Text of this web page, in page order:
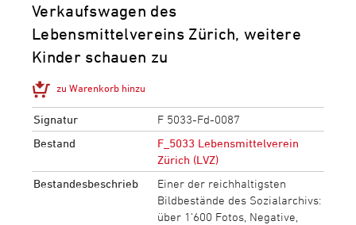
Verkaufswagen des
Lebensmittelvereins Zürich, weitere
Kinder schauen zu
zu Warenkorb hinzu
Signatur
F 5033-Fd-0087
Bestand
F_5033 Lebensmittelverein
Zürich (LVZ)
Bestandesbeschrieb
Einer der reichhaltigsten
Bildbestände des Sozialarchivs:
über 1‘600 Fotos, Negative,